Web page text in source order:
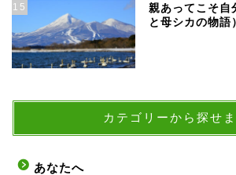
15
親あってこそ自
と母シカの物語
カテゴリーから探せ
あなたへ